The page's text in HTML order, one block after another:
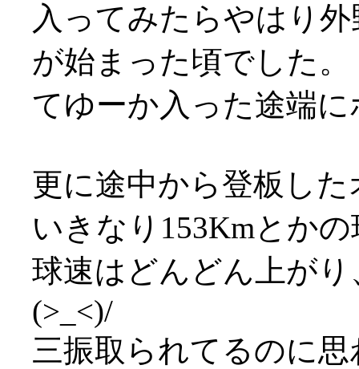
入ってみたらやはり
が始まった頃でした。
てゆーか入った途端
更に途中から登板し
いきなり153Kmとか
球速はどんどん上が
(>_<)/
三振取られてるのに